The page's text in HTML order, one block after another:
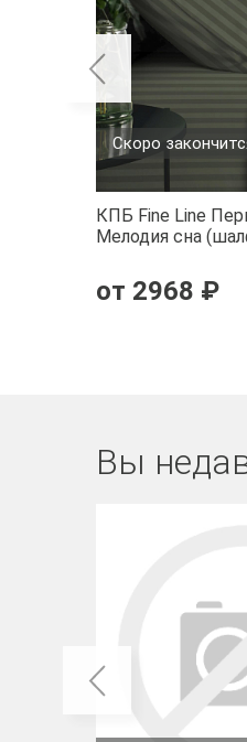
Скоро
КПБ Fine Line
Мелодия сна
от 2968 ₽
Вы